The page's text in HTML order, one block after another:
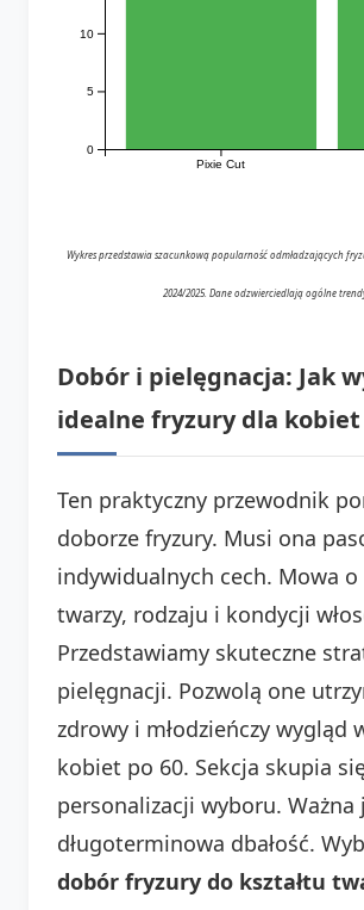
Pixie Cut
0
5
10
Wykres przedstawia szacunkową popularność odmładzających
2024/2025. Dane odzwierciedlają ogólne
Dobór i pielęgnacja: Jak
idealne fryzury dla kobiet
Ten praktyczny przewodnik
doborze fryzury. Musi ona
indywidualnych cech. Mowa o
twarzy, rodzaju i kondycji
Przedstawiamy skuteczne
pielęgnacji. Pozwolą one
zdrowy i młodzieńczy wygląd
kobiet po 60. Sekcja skupia
personalizacji wyboru. Ważna
długoterminowa dbałość.
dobór fryzury do kształtu